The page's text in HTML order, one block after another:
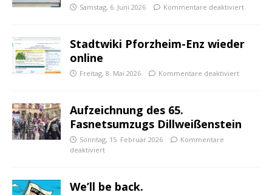
Samstag, 6. Juni 2026 Kommentare deaktiviert
Stadtwiki Pforzheim-Enz wieder
online
Freitag, 8. Mai 2026 Kommentare deaktiviert
Aufzeichnung des 65.
Fasnetsumzugs Dillweißenstein
Sonntag, 15. Februar 2026
Kommentare
deaktiviert
We’ll be back.